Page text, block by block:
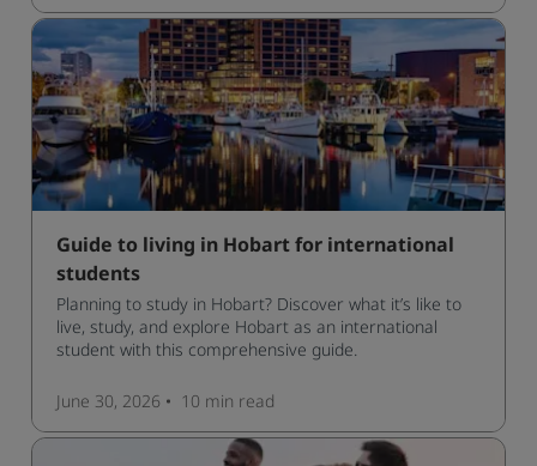
Guide to living in Hobart for international
students
Planning to study in Hobart? Discover what it’s like to
live, study, and explore Hobart as an international
student with this comprehensive guide.
June 30, 2026 10 min read